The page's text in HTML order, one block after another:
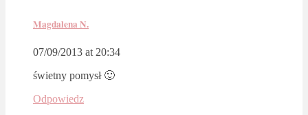
Magdalena N.
07/09/2013 at 20:34
świetny pomysł 🙂
Odpowiedz